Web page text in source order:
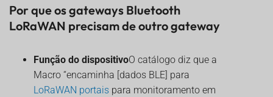
Por que os gateways Bluetooth
LoRaWAN precisam de outro gateway
Função do dispositivoO catálogo diz que a
Macro “encaminha [dados BLE] para
LoRaWAN portais para monitoramento em